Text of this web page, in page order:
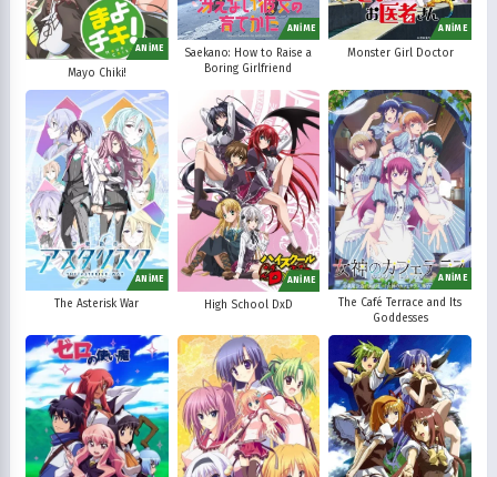
ANİME
Mayo Chiki!
ANİME
Saekano: How to Raise a
Boring Girlfriend
ANİME
Monster Girl Doctor
ANİME
The Asterisk War
ANİME
High School DxD
ANİME
The Café Terrace and Its
Goddesses